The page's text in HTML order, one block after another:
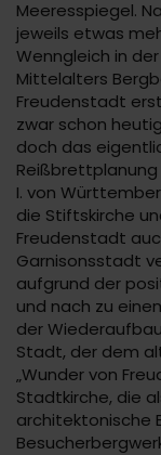
Meeresspiegel.
jeweils etwas
Wenngleich in
Mittelalters
Freudenstadt
zwar schon
doch das
I. von
die Stiftskirche
Freudenstadt
Garnisonsstadt
aufgrund der
und nach zu
der
Stadt, der dem
„Wunder von
Stadtkirche, die
architektonische